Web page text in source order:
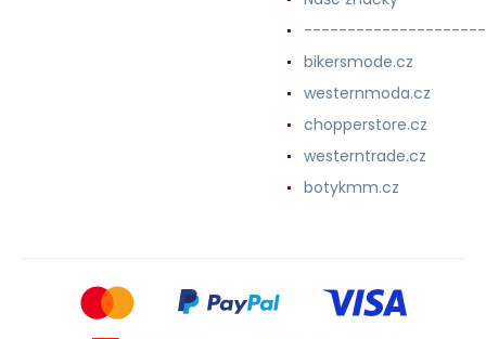
bikersmode.cz
westernmoda.cz
chopperstore.cz
westerntrade.cz
botykmm.cz